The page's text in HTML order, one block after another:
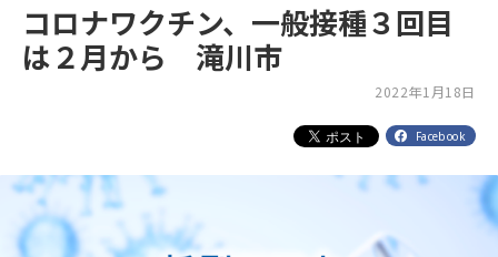
コロナワクチン、一般接種３回目
は２月から 滝川市
2022年1月18日
Facebook